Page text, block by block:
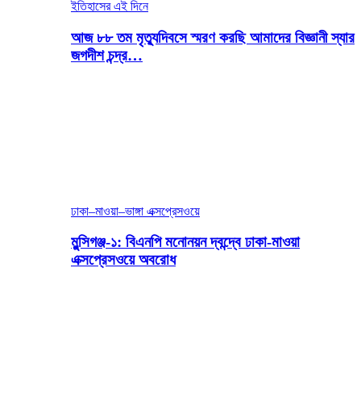
ইতিহাসের এই দিনে
আজ ৮৮ তম মৃত্যুদিবসে স্মরণ করছি আমাদের বিজ্ঞানী স্যার
জগদীশ চন্দ্র…
ঢাকা–মাওয়া–ভাঙ্গা এক্সপ্রেসওয়ে
মুন্সিগঞ্জ-১: বিএনপি মনোনয়ন দ্বন্দ্বে ঢাকা-মাওয়া
এক্সপ্রেসওয়ে অবরোধ